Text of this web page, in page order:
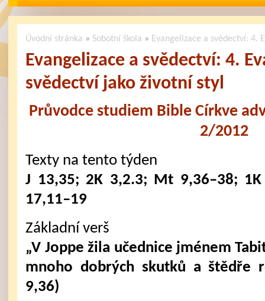
Úvodní stránka » Sobotní škola » Evangelizace a svědectví: 4.
Evangelizace a svědectví: 4.
svědectví jako životní styl
Průvodce studiem Bible Církve
2/2012
Texty na tento týden
J 13,35; 2K 3,2.3; Mt 9,36–38;
17,11–19
Základní verš
„V Joppe žila učednice jménem
mnoho dobrých skutků a štědře
9,36)